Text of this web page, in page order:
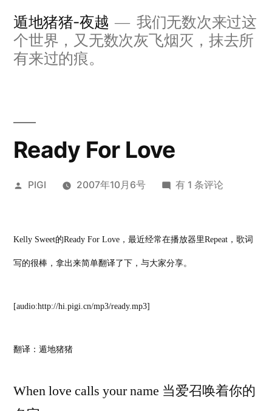
遁地猪猪-夜越
我们无数次来过这
个世界，又无数次灰飞烟灭，抹去所
有来过的痕。
Ready For Love
发
PIGI 2007年10月6号
Ready
有 1 条评论
Kelly Sweet的Ready For Love，最近经常在播放器里Repeat，歌词
写的很棒，拿出来简单翻译了下，与大家分享。
[audio:http://hi.pigi.cn/mp3/ready.mp3]
翻译：遁地猪猪
When love calls your name 当爱召唤着你的